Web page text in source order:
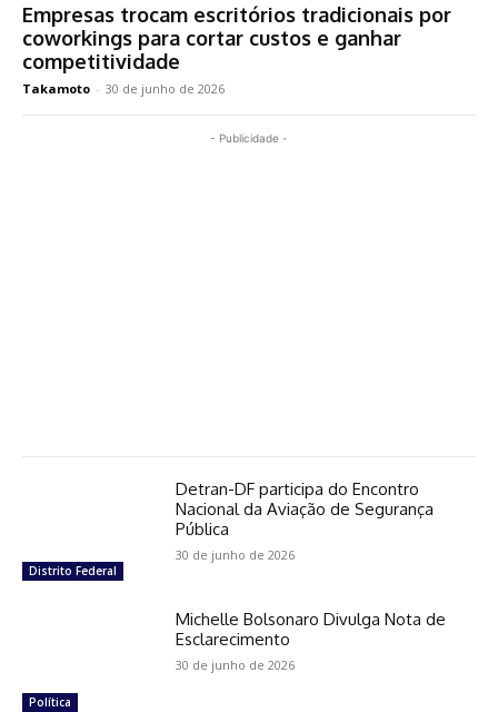
Empresas trocam escritórios tradicionais por
coworkings para cortar custos e ganhar
competitividade
Takamoto - 30 de junho de 2026
- Publicidade -
Distrito Federal
Detran-DF participa do Encontro
Nacional da Aviação de Segurança
Pública
30 de junho de 2026
Política
Michelle Bolsonaro Divulga Nota de
Esclarecimento
30 de junho de 2026